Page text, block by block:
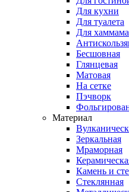
Для кухни
Для туалета
Для хаммама
Бесшовная
Глянцевая
Матовая
На сетке
Пэчворк
Материал
Зеркальная
Мраморная
Камень и
Стеклянная